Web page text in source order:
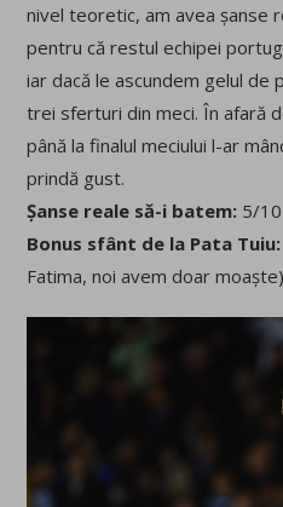
nivel teoretic, am avea șanse
pentru că restul echipei
iar dacă le ascundem gelul de
trei sferturi din meci. În afară
până la finalul meciului l-ar
prindă gust.
Șanse reale să-i batem: 5/10
Bonus sfânt de la Pata Tuiu:
Fatima, noi avem doar moaște)